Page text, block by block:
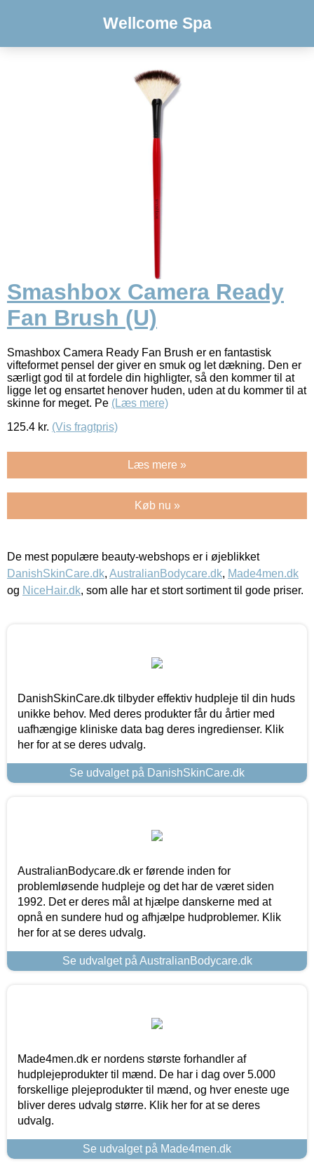
Wellcome Spa
Smashbox Camera Ready
Fan Brush (U)
Smashbox Camera Ready Fan Brush er en fantastisk
vifteformet pensel der giver en smuk og let dækning. Den er
særligt god til at fordele din highligter, så den kommer til at
ligge let og ensartet henover huden, uden at du kommer til at
skinne for meget. Pe (Læs mere)
125.4 kr. (Vis fragtpris)
Læs mere »
Køb nu »
De mest populære beauty-webshops er i øjeblikket
DanishSkinCare.dk, AustralianBodycare.dk, Made4men.dk
og NiceHair.dk, som alle har et stort sortiment til gode priser.
DanishSkinCare.dk tilbyder effektiv hudpleje til din huds
unikke behov. Med deres produkter får du årtier med
uafhængige kliniske data bag deres ingredienser. Klik
her for at se deres udvalg.
Se udvalget på DanishSkinCare.dk
AustralianBodycare.dk er førende inden for
problemløsende hudpleje og det har de været siden
1992. Det er deres mål at hjælpe danskerne med at
opnå en sundere hud og afhjælpe hudproblemer. Klik
her for at se deres udvalg.
Se udvalget på AustralianBodycare.dk
Made4men.dk er nordens største forhandler af
hudplejeprodukter til mænd. De har i dag over 5.000
forskellige plejeprodukter til mænd, og hver eneste uge
bliver deres udvalg større. Klik her for at se deres
udvalg.
Se udvalget på Made4men.dk